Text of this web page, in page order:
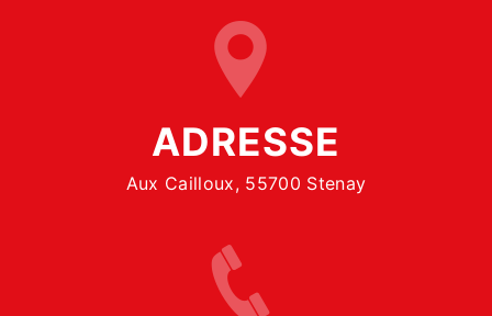
ADRESSE
Aux Cailloux, 55700 Stenay